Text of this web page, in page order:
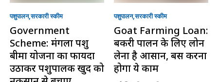
पशुपालन सरकारी स्की‍म
Government
Scheme: मंगला पशु
बीमा योजना का फायदा
उठाकर पशुपालक खुद को
पशुपालन सरकारी स्की‍म
Goat Farming Loan:
बकरी पालन के लिए लोन
लेना है आसान, बस करना
होगा ये काम